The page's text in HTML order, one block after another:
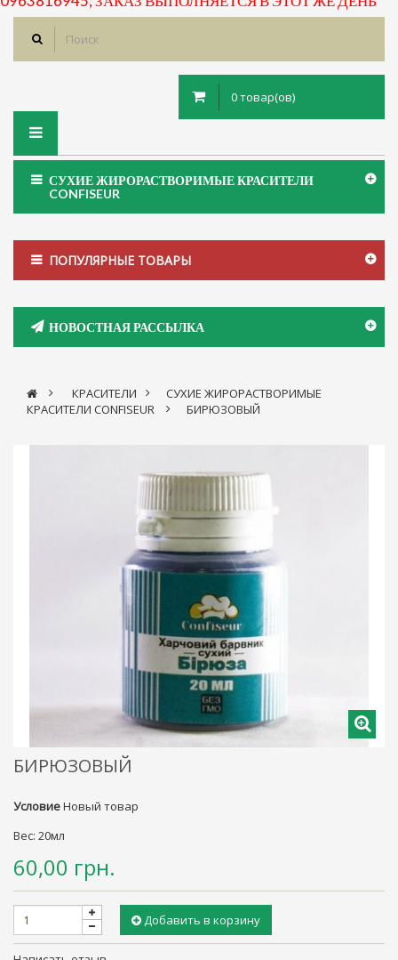
0 товар(ов)
Toggle
СУХИЕ ЖИРОРАСТВОРИМЫЕ КРАСИТЕЛИ
CONFISEUR
ПОПУЛЯРНЫЕ ТОВАРЫ
НОВОСТНАЯ РАССЫЛКА
> КРАСИТЕЛИ >
СУХИЕ ЖИРОРАСТВОРИМЫЕ
КРАСИТЕЛИ CONFISEUR
> БИРЮЗОВЫЙ
БИРЮЗОВЫЙ
УсловиеНовый товар
Вес: 20мл
60,00 грн.
Добавить в корзину